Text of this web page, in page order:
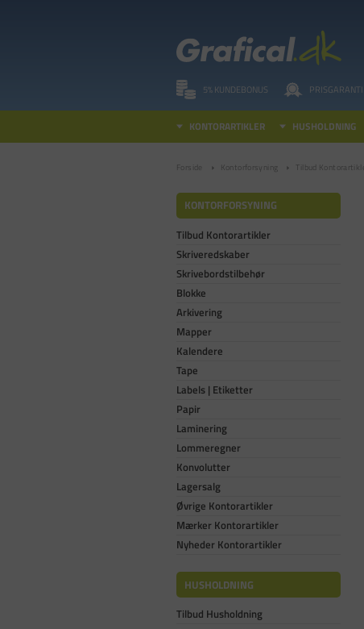
5% KUNDEBONUS PRISGARANTI
KONTORARTIKLER HUSHOLDNING
Forside Kontorforsyning Tilbud Kontorartikler
KONTORFORSYNING
Tilbud Kontorartikler
Skriveredskaber
Skrivebordstilbehør
Blokke
Arkivering
Mapper
Kalendere
Tape
Labels | Etiketter
Papir
Laminering
Lommeregner
Konvolutter
Lagersalg
Øvrige Kontorartikler
Mærker Kontorartikler
Nyheder Kontorartikler
HUSHOLDNING
Tilbud Husholdning